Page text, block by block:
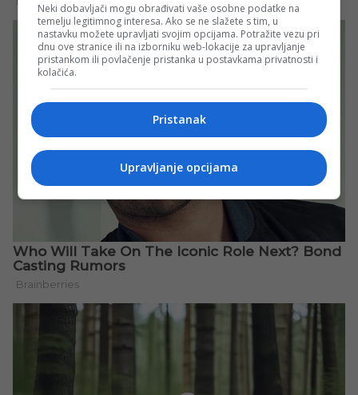
Neki dobavljači mogu obrađivati vaše osobne podatke na
temelju legitimnog interesa. Ako se ne slažete s tim, u
nastavku možete upravljati svojim opcijama. Potražite vezu pri
dnu ove stranice ili na izborniku web-lokacije za upravljanje
pristankom ili povlačenje pristanka u postavkama privatnosti i
kolačića.
Pristanak
Upravljanje opcijama